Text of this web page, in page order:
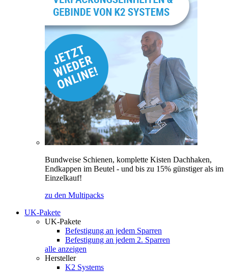
Bundweise Schienen, komplette Kisten Dachhaken,
Endkappen im Beutel - und bis zu 15% günstiger als im
Einzelkauf!
zu den Multipacks
UK-Pakete
UK-Pakete
Befestigung an jedem Sparren
Befestigung an jedem 2. Sparren
alle anzeigen
Hersteller
K2 Systems